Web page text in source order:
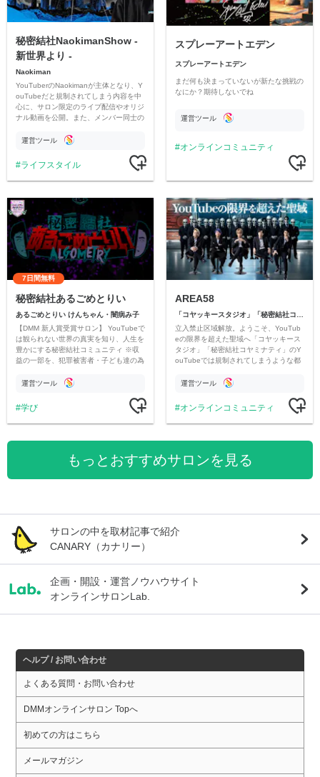
秘密結社NaokimanShow -
新世界より -
Naokiman
YouTuberのNaokimanが主体となり、Y
ouTubeだと規制されてしまう内容を中
心に、サロン限定のライブ配信やオリジ
ナル動画を公開。また、メンバー同士の
ただいています。
運営ツール
ライフスタイル
スプレーアートエデン
スプレーアートエデン
まだ何も決まっていないが新たな挑戦の
なにか？期待しないでね
運営ツール
オンラインコミュニティ
7日間無料
秘密結社あるごめとりい
あるごめとりい けんちゃん・闇病み子
【DMM 新人賞受賞サロン】 YouTubeで
は観られない世界の真実を知り、人生を
豊かにする秘密結社コミュニティ ※収
益の一部を、犯罪被害者・子ども達の為
す運営ツール
学び
AREA58
立入禁止区域解放。ようこそ、YouTub
eの限界を超えた聖域へ「コヤッキース
タジオ」「秘密結社コヤミナティ」のY
ouTubeでは規制されてしまうような都
公開。
運営ツール
オンラインコミュニティ
もっとおすすめサロンを見る
サロンの中を取材記事で紹介
CANARY（カナリー）
企画・開設・運営ノウハウサイト
オンラインサロンLab.
ヘルプ / お問い合わせ
よくある質問・お問い合わせ
DMMオンラインサロン Topへ
初めての方はこちら
メールマガジン